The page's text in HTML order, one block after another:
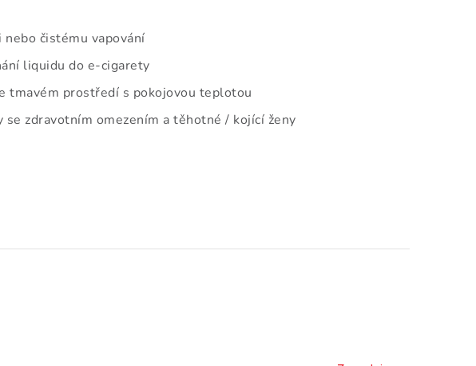
čistému vapování
liquidu do e-cigarety
tmavém prostředí s pokojovou teplotou
zdravotním omezením a těhotné / kojící ženy